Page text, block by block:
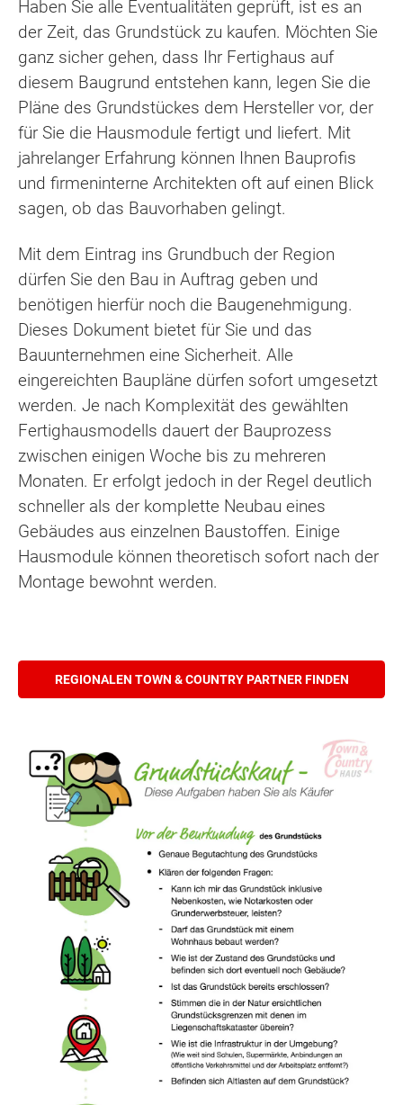
Haben Sie alle Eventualitäten geprüft, ist es an
der Zeit, das Grundstück zu kaufen. Möchten Sie
ganz sicher gehen, dass Ihr Fertighaus auf
diesem Baugrund entstehen kann, legen Sie die
Pläne des Grundstückes dem Hersteller vor, der
für Sie die Hausmodule fertigt und liefert. Mit
jahrelanger Erfahrung können Ihnen Bauprofis
und firmeninterne Architekten oft auf einen Blick
sagen, ob das Bauvorhaben gelingt.
Mit dem Eintrag ins Grundbuch der Region
dürfen Sie den Bau in Auftrag geben und
benötigen hierfür noch die Baugenehmigung.
Dieses Dokument bietet für Sie und das
Bauunternehmen eine Sicherheit. Alle
eingereichten Baupläne dürfen sofort umgesetzt
werden. Je nach Komplexität des gewählten
Fertighausmodells dauert der Bauprozess
zwischen einigen Woche bis zu mehreren
Monaten. Er erfolgt jedoch in der Regel deutlich
schneller als der komplette Neubau eines
Gebäudes aus einzelnen Baustoffen. Einige
Hausmodule können theoretisch sofort nach der
Montage bewohnt werden.
REGIONALEN TOWN & COUNTRY PARTNER FINDEN